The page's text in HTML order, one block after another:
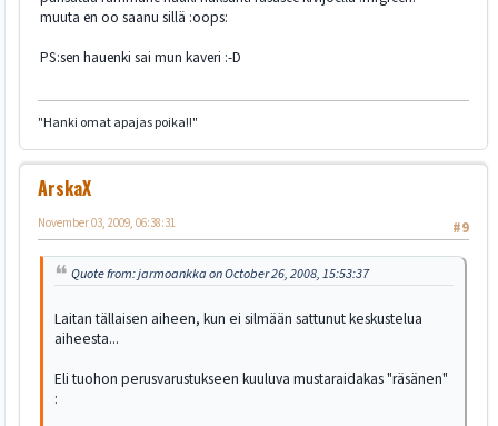
muuta en oo saanu sillä :oops:
PS:sen hauenki sai mun kaveri :-D
"Hanki omat apajas poika!!"
ArskaX
#9
November 03, 2009, 06:38:31
Quote from: jarmoankka on October 26, 2008, 15:53:37
Laitan tällaisen aiheen, kun ei silmään sattunut keskustelua
aiheesta...
Eli tuohon perusvarustukseen kuuluva mustaraidakas "räsänen"
: